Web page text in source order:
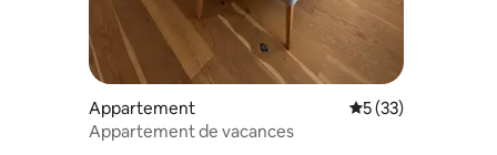
Appartement Évaluation
5 (33)
Appartement de vacances